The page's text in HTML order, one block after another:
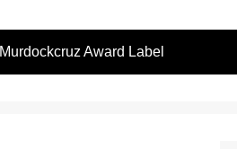
Murdockcruz Award Label